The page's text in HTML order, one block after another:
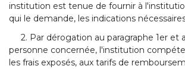
institution est tenue de fournir à
qui le demande, les indications
2. Par dérogation au paragraphe 1er et
personne concernée, l'institution
les frais exposés, aux tarifs de